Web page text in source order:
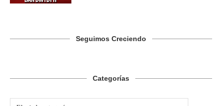
Seguimos Creciendo
Categorías